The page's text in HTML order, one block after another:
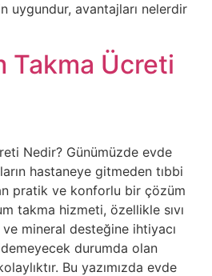
uygundur, avantajları nelerdir
Takma Ücreti
Nedir? Günümüzde evde
hastaneye gitmeden tıbbi
pratik ve konforlu bir çözüm
takma hizmeti, özellikle sıvı
mineral desteğine ihtiyacı
durumda olan
Bu yazımızda evde